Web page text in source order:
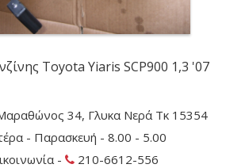
Toyota Yiaris SCP900 1,3 '07
34, Γλυκα Νερά Τκ 15354
- Παρασκευή - 8.00 - 5.00
-
210-6612-556